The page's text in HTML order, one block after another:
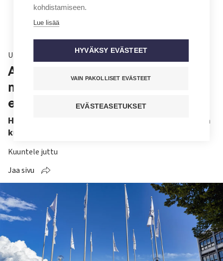
Uutinen
Ahvenanmaalla kunta- ja
maakuntavaalit lokakuussa –
ehdokkaissa myös tehyläisiä
Hoitajapula puhuttaa Ahvenanmaan maakunta- ja
kuntavaaleissa.
Kuuntele juttu
Jaa sivu
kohdistamiseen.
Lue lisää
HYVÄKSY EVÄSTEET
VAIN PAKOLLISET EVÄSTEET
EVÄSTEASETUKSET